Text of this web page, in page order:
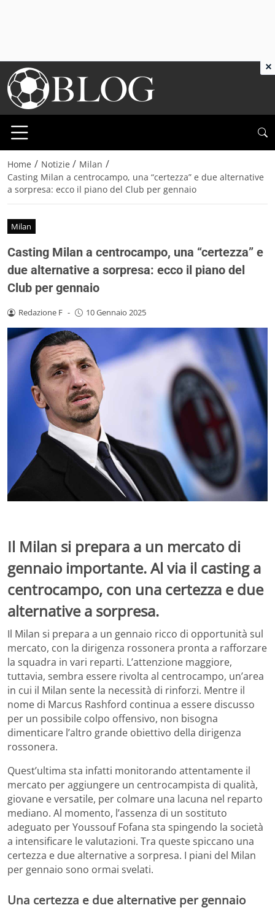
Home / Notizie / Milan /
Casting Milan a centrocampo, una “certezza” e due alternative
a sorpresa: ecco il piano del Club per gennaio
Milan
Casting Milan a centrocampo, una “certezza” e
due alternative a sorpresa: ecco il piano del
Club per gennaio
Redazione F - 10 Gennaio 2025
Il Milan si prepara a un mercato di
gennaio importante. Al via il casting a
centrocampo, con una certezza e due
alternative a sorpresa.
Il Milan si prepara a un gennaio ricco di opportunità sul
mercato, con la dirigenza rossonera pronta a rafforzare
la squadra in vari reparti. L’attenzione maggiore,
tuttavia, sembra essere rivolta al centrocampo, un’area
in cui il Milan sente la necessità di rinforzi. Mentre il
nome di Marcus Rashford continua a essere discusso
per un possibile colpo offensivo, non bisogna
dimenticare l’altro grande obiettivo della dirigenza
rossonera.
Quest’ultima sta infatti monitorando attentamente il
mercato per aggiungere un centrocampista di qualità,
giovane e versatile, per colmare una lacuna nel reparto
mediano. Al momento, l’assenza di un sostituto
adeguato per Youssouf Fofana sta spingendo la società
a intensificare le valutazioni. Tra queste spiccano una
certezza e due alternative a sorpresa. I piani del Milan
per gennaio sono ormai svelati.
Una certezza e due alternative per gennaio
×